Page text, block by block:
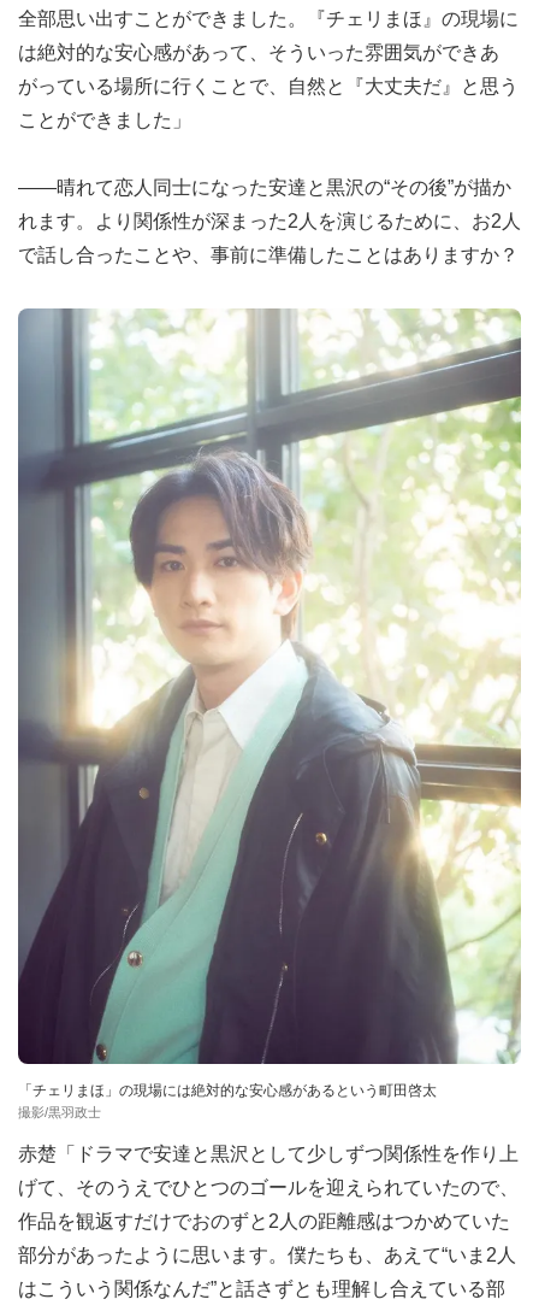
全部思い出すことができました。『チェリまほ』の現場に
は絶対的な安心感があって、そういった雰囲気ができあ
がっている場所に行くことで、自然と『大丈夫だ』と思う
ことができました」
――晴れて恋人同士になった安達と黒沢の“その後”が描か
れます。より関係性が深まった2人を演じるために、お2人
で話し合ったことや、事前に準備したことはありますか？
「チェリまほ」の現場には絶対的な安心感があるという町田啓太
撮影/黒羽政士
赤楚「ドラマで安達と黒沢として少しずつ関係性を作り上
げて、そのうえでひとつのゴールを迎えられていたので、
作品を観返すだけでおのずと2人の距離感はつかめていた
部分があったように思います。僕たちも、あえて“いま2人
はこういう関係なんだ”と話さずとも理解し合えている部